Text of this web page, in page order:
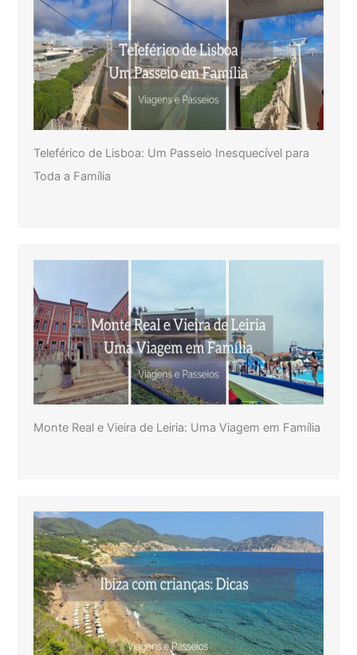
Teleférico de Lisboa: Um Passeio Inesquecível para
Toda a Família
Monte Real e Vieira de Leiria: Uma Viagem em Família